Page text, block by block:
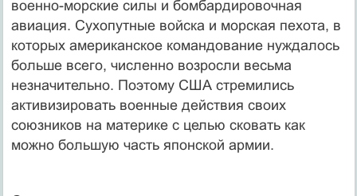
военно-морские силы и бомбардировочная
авиация. Сухопутные войска и морская пехота, в
которых американское командование нуждалось
больше всего, численно возросли весьма
незначительно. Поэтому США стремились
активизировать военные действия своих
союзников на материке с целью сковать как
можно большую часть японской армии.